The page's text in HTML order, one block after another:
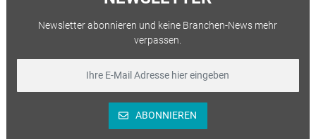
Newsletter abonnieren und keine Branchen-News mehr
verpassen.
ABONNIEREN